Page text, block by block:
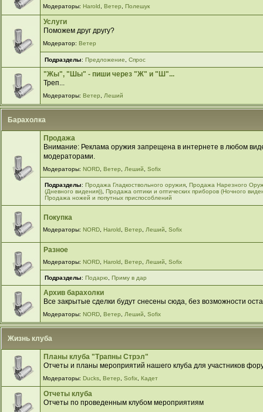
Модераторы: Harold , Ветер, Полешук
Услуги
Поможем друг другу?
Модератор: Ветер
Подразделы:Предложение ,Спрос
"Жы", "Шы" - пиши через "Ж" и "Ш"...
Треп...
Модераторы: Ветер, Леший
Барахолка
Продажа
Внимание: Реклама оружия запрещена в интернете в любом
модераторами.
Модераторы: NORD, Ветер Леший Sofix
Подразделы: Продажа Гладкоствольного оружия, Продажа Нарезного
(Дневного видения)), Продажа оптики и оптических приборов (Ночного
Продажа ножей и попутных приспособлений
Покупка
Модераторы: NORD, Harold Ветер Леший Sofix
Разное
Модераторы: NORD, Harold Ветер Леший Sofix
Подразделы: Подарю, Приму в дар
Архив барахолки
Все закрытые сделки будут снесены сюда, без возможности
Модераторы: NORD, Ветер Леший Sofix
Жизнь клуба
Планы клуба "Трапны Стрэл"
Отчеты и планы мероприятий нашего клуба для участников
Модераторы: Ducks, Ветер Sofix, Кадет
Отчеты клуба
Отчеты по проведенным клубом мероприятиям